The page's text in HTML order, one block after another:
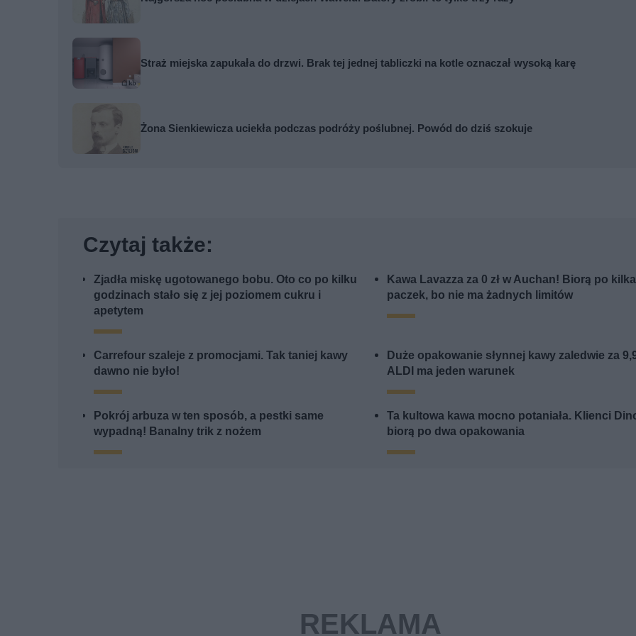
Straż miejska zapukała do drzwi. Brak tej jednej tabliczki na kotle oznaczał wysoką karę
Żona Sienkiewicza uciekła podczas podróży poślubnej. Powód do dziś szokuje
Czytaj także:
Zjadła miskę ugotowanego bobu. Oto co po kilku
godzinach stało się z jej poziomem cukru i
apetytem
Kawa Lavazza za 0 zł w Auchan! Biorą po kilka
paczek, bo nie ma żadnych limitów
Carrefour szaleje z promocjami. Tak taniej kawy
dawno nie było!
Duże opakowanie słynnej kawy zaledwie za
ALDI ma jeden warunek
Pokrój arbuza w ten sposób, a pestki same
wypadną! Banalny trik z nożem
Ta kultowa kawa mocno potaniała. Klienci
biorą po dwa opakowania